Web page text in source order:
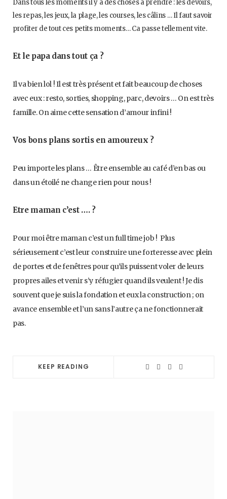
Dans tous les moments il y a des choses à prendre : les devoirs,
les repas, les jeux, la plage, les courses, les câlins … Il faut savoir
profiter de tout ces petits moments… Ca passe tellement vite.
Et le papa dans tout ça ?
Il va bien lol ! Il est très présent et fait beaucoup de choses
avec eux : resto, sorties, shopping, parc, devoirs … On est très
famille. On aime cette sensation d’amour infini !
Vos bons plans sortis en amoureux ?
Peu importe les plans … Être ensemble au café d’en bas ou
dans un étoilé ne change rien pour nous !
Etre maman c’est …. ?
Pour moi être maman c’est un full time job ! Plus
sérieusement c’est leur construire une forteresse avec plein
de portes et de fenêtres pour qu’ils puissent voler de leurs
propres ailes et venir s’y réfugier quand ils veulent ! Je dis
souvent que je suis la fondation et eux la construction ; on
avance ensemble et l’un sans l’autre ça ne fonctionnerait
pas.
KEEP READING